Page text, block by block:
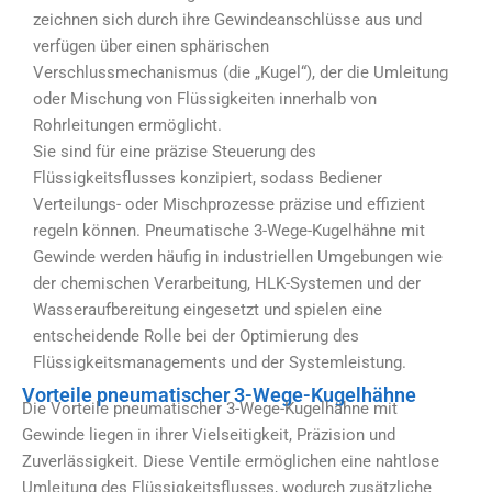
zeichnen sich durch ihre Gewindeanschlüsse aus und
verfügen über einen sphärischen
Verschlussmechanismus (die „Kugel“), der die Umleitung
oder Mischung von Flüssigkeiten innerhalb von
Rohrleitungen ermöglicht.
Sie sind für eine präzise Steuerung des
Flüssigkeitsflusses konzipiert, sodass Bediener
Verteilungs- oder Mischprozesse präzise und effizient
regeln können. Pneumatische 3-Wege-Kugelhähne mit
Gewinde werden häufig in industriellen Umgebungen wie
der chemischen Verarbeitung, HLK-Systemen und der
Wasseraufbereitung eingesetzt und spielen eine
entscheidende Rolle bei der Optimierung des
Flüssigkeitsmanagements und der Systemleistung.
Vorteile pneumatischer 3-Wege-Kugelhähne
Die Vorteile pneumatischer 3-Wege-Kugelhähne mit
Gewinde liegen in ihrer Vielseitigkeit, Präzision und
Zuverlässigkeit. Diese Ventile ermöglichen eine nahtlose